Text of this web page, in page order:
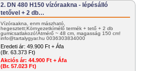
2. DN 480 H150 vízóraakna - lépésálló
tetővel + 2 db…
Vízóraakna, enm mászható,
hegesztett;Környezetkímélő termék + tető + 2 db
gumicsatlakozó!Átmérő ~ 48 cm, magasság 150 cm!
info@tartalygyar.hu 0036303834000
Eredeti ár: 49.900 Ft + Áfa
(Br. 63.373 Ft)
Akciós ár: 44.900 Ft + Áfa
(Br. 57.023 Ft)